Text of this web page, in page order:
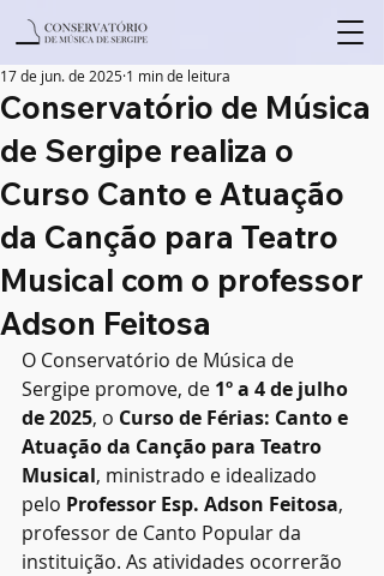
Conservatório de Música
de Sergipe realiza o
Curso Canto e Atuação
da Canção para Teatro
Musical com o professor
Adson Feitosa
17 de jun. de 2025 1 min de leitura
O Conservatório de Música de
Sergipe promove, de 1º a 4 de julho
de 2025, o Curso de Férias: Canto e
Atuação da Canção para Teatro
Musical, ministrado e idealizado
pelo Professor Esp. Adson Feitosa,
professor de Canto Popular da
instituição. As atividades ocorrerão